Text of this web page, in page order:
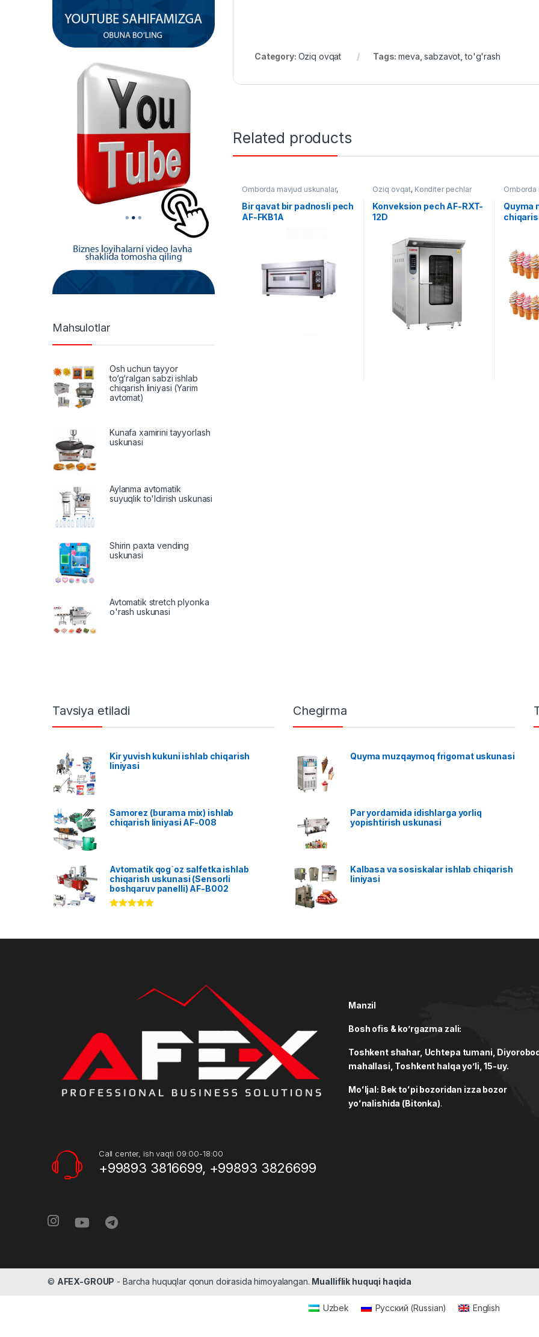
Category: Oziq ovqat Tags:meva ,sabzavot ,to'g'rash
Related products
Omborda mavjud uskunalar,
Konditer pechlar
Bir qavat bir padnosli pech
AF-FKB1A
Oziq ovqat, Konditer pechlar
Konveksion pech AF-RXT-
12D
Omborda
Quyma
Mahsulotlar
Osh uchun tayyor
to‘g‘ralgan sabzi ishlab
chiqarish liniyasi (Yarim
avtomat)
Kunafa xamirini tayyorlash
uskunasi
Aylanma avtomatik
suyuqlik to'ldirish uskunasi
Shirin paxta vending
uskunasi
Avtomatik stretch plyonka
o'rash uskunasi
Tavsiya etiladi
Kir yuvish kukuni ishlab chiqarish
liniyasi
Samorez (burama mix) ishlab
chiqarish liniyasi AF-008
Avtomatik qog`oz salfetka ishlab
chiqarish uskunasi (Sensorli
boshqaruv panelli) AF-B002
Chegirma
Quyma muzqaymoq frigomat uskunasi
Par yordamida idishlarga yorliq
yopishtirish uskunasi
Kalbasa va sosiskalar ishlab chiqarish
liniyasi
Call center, ish vaqti 09:00-18:00
+99893 3816699, +99893 3826699
Manzil
Bosh ofis & ko’rgazma zali:
Toshkent shahar, Uchtepa tumani,
mahallasi, Toshkent halqa yo’li, 15-uy.
Moʻljal: Bek toʻpi bozoridan izza bozor
yoʻnalishida (Bitonka).
© AFEX-GROUP - Barcha huquqlar qonun doirasida himoyalangan. Mualliflik huquqi haqida
Uzbek Русский (Russian) English